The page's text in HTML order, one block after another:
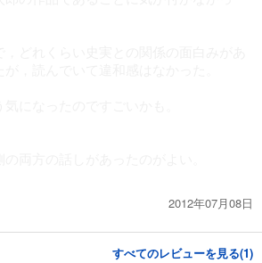
2012年07月08日
すべてのレビューを見る(1)